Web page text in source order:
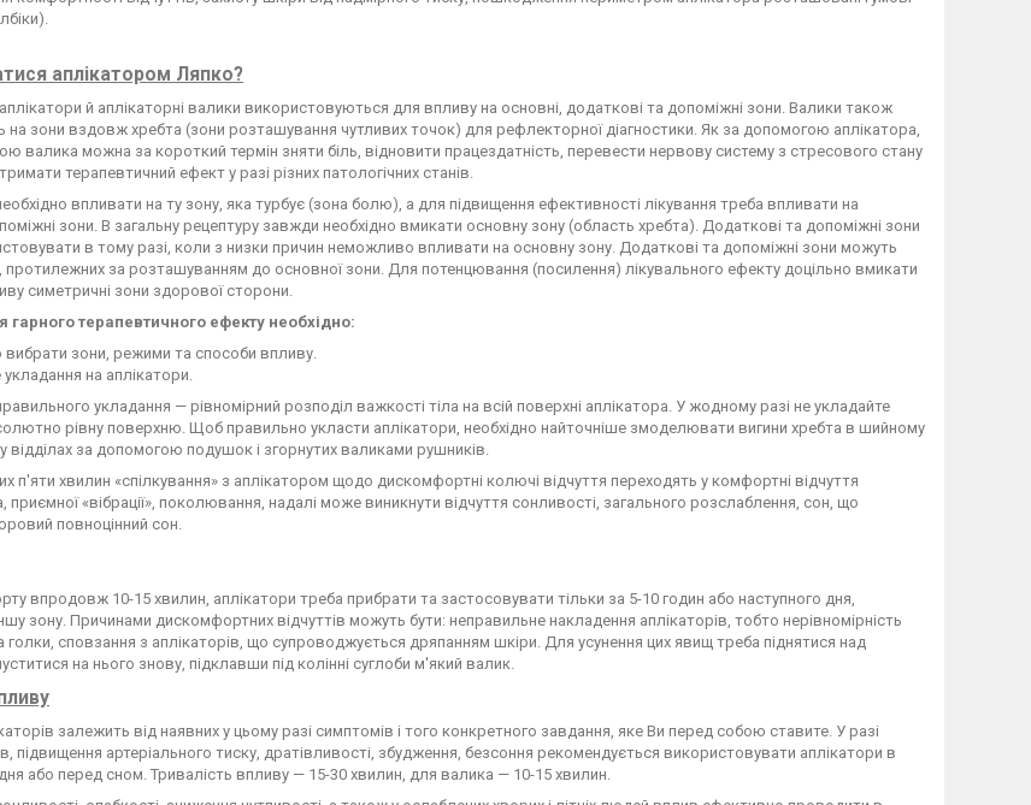
аплікатором Ляпко?
й аплікаторні валики використовуються для впливу на основні, додаткові та допоміжні зони. Валики також
зони вздовж хребта (зони розташування чутливих точок) для рефлекторної діагностики. Як за допомогою аплікатора,
валика можна за короткий термін зняти біль, відновити працездатність, перевести нервову систему з стресового стану
терапевтичний ефект у разі різних патологічних станів.
впливати на ту зону, яка турбує (зона болю), а для підвищення ефективності лікування треба впливати на
зони. В загальну рецептуру завжди необхідно вмикати основну зону (область хребта). Додаткові та допоміжні зони
в тому разі, коли з низки причин неможливо впливати на основну зону. Додаткові та допоміжні зони можуть
протилежних за розташуванням до основної зони. Для потенцювання (посилення) лікувального ефекту доцільно вмикати
симетричні зони здорової сторони.
гарного терапевтичного ефекту необхідно:
зони, режими та способи впливу.
на аплікатори.
укладання — рівномірний розподіл важкості тіла на всій поверхні аплікатора. У жодному разі не укладайте
рівну поверхню. Щоб правильно укласти аплікатори, необхідно найточніше змоделювати вигини хребта в шийному
відділах за допомогою подушок і згорнутих валиками рушників.
п'яти хвилин «спілкування» з аплікатором щодо дискомфортні колючі відчуття переходять у комфортні відчуття
приємної «вібрації», поколювання, надалі може виникнути відчуття сонливості, загального розслаблення, сон, що
повноцінний сон.
впродовж 10-15 хвилин, аплікатори треба прибрати та застосовувати тільки за 5-10 годин або наступного дня,
зону. Причинами дискомфортних відчуттів можуть бути: неправильне накладення аплікаторів, тобто нерівномірність
голки, сповзання з аплікаторів, що супроводжується дряпанням шкіри. Для усунення цих явищ треба піднятися над
на нього знову, підклавши під колінні суглоби м'який валик.
залежить від наявних у цьому разі симптомів і того конкретного завдання, яке Ви перед собою ставите. У разі
підвищення артеріального тиску, дратівливості, збудження, безсоння рекомендується використовувати аплікатори в
дня або перед сном. Тривалість впливу — 15-30 хвилин, для валика — 10-15 хвилин.